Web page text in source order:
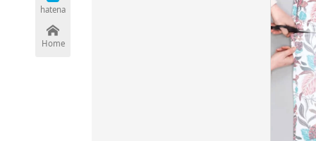
hatena
Home